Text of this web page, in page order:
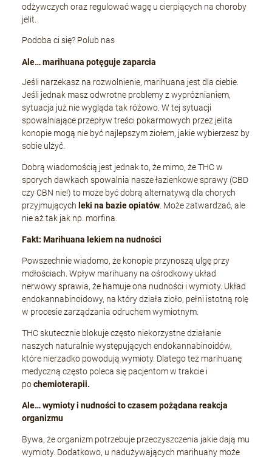
odżywczych oraz regulować wagę u cierpiących na choroby
jelit.
Podoba ci się? Polub nas
Ale… marihuana potęguje zaparcia
Jeśli narzekasz na rozwolnienie, marihuana jest dla ciebie.
Jeśli jednak masz odwrotne problemy z wypróżnianiem,
sytuacja już nie wygląda tak różowo. W tej sytuacji
spowalniające przepływ treści pokarmowych przez jelita
konopie mogą nie być najlepszym ziołem, jakie wybierzesz by
sobie ulżyć.
Dobrą wiadomością jest jednak to, że mimo, że THC w
sporych dawkach spowalnia nasze łazienkowe sprawy (CBD
czy CBN nie!) to może być dobrą alternatywą dla chorych
przyjmujących leki na bazie opiatów. Może zatwardzać, ale
nie aż tak jak np. morfina.
Fakt: Marihuana lekiem na nudności
Powszechnie wiadomo, że konopie przynoszą ulgę przy
mdłościach. Wpływ marihuany na ośrodkowy układ
nerwowy sprawia, że hamuje ona nudności i wymioty. Układ
endokannabinoidowy, na który działa zioło, pełni istotną rolę
w procesie zarządzania odruchem wymiotnym.
THC skutecznie blokuje często niekorzystne działanie
naszych naturalnie występujących endokannabinoidów,
które nierzadko powodują wymioty. Dlatego też marihuanę
medyczną często poleca się pacjentom w trakcie i
pochemioterapii.
Ale… wymioty i nudności to czasem pożądana reakcja
organizmu
Bywa, że organizm potrzebuje przeczyszczenia jakie dają mu
wymioty. Dodatkowo, u nadużywających marihuany może